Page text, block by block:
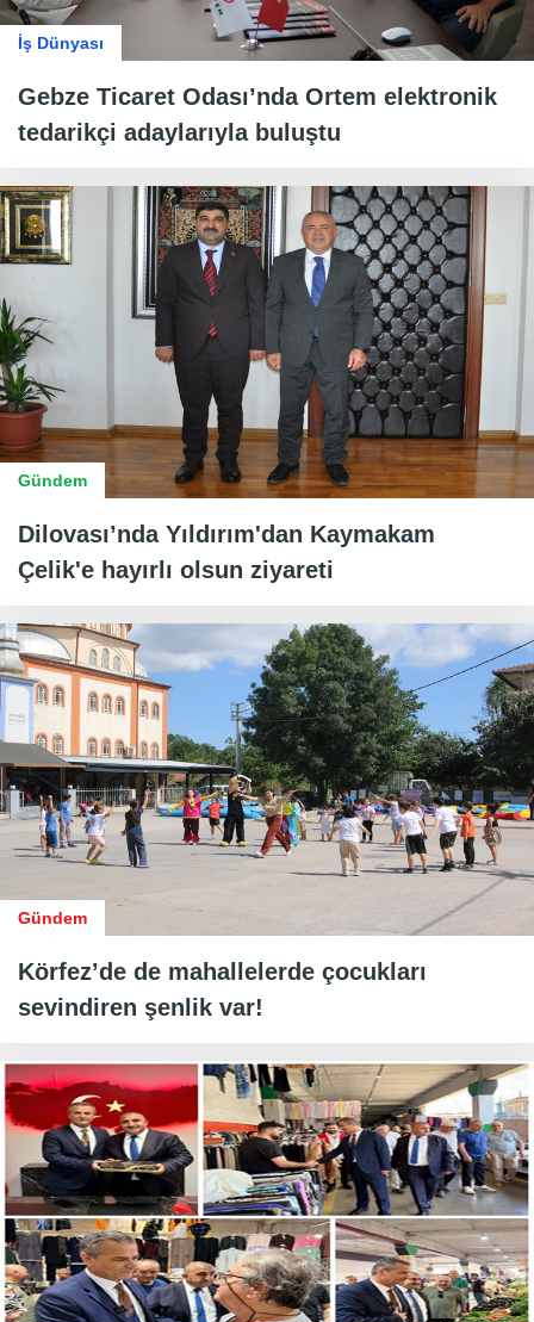
İş Dünyası
Gebze Ticaret Odası’nda Ortem elektronik
tedarikçi adaylarıyla buluştu
Gündem
Dilovası’nda Yıldırım'dan Kaymakam
Çelik'e hayırlı olsun ziyareti
Gündem
Körfez’de de mahallelerde çocukları
sevindiren şenlik var!